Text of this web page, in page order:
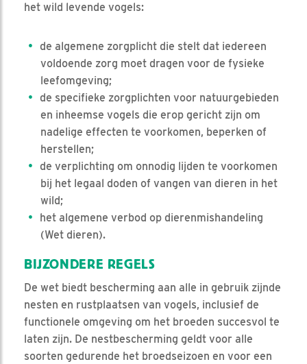
het wild levende vogels:
de algemene zorgplicht die stelt dat iedereen
voldoende zorg moet dragen voor de fysieke
leefomgeving;
de specifieke zorgplichten voor natuurgebieden
en inheemse vogels die erop gericht zijn om
nadelige effecten te voorkomen, beperken of
herstellen;
de verplichting om onnodig lijden te voorkomen
bij het legaal doden of vangen van dieren in het
wild;
het algemene verbod op dierenmishandeling
(Wet dieren).
BIJZONDERE REGELS
De wet biedt bescherming aan alle in gebruik zijnde
nesten en rustplaatsen van vogels, inclusief de
functionele omgeving om het broeden succesvol te
laten zijn. De nestbescherming geldt voor alle
soorten gedurende het broedseizoen en voor een